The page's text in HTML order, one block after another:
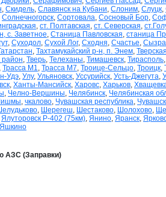
, Скидель, Славянск на Кубани, Слоним, Слуцк,
Солнечногорск, Сортовала, Сосновый Бор,
, ст. Полтавская, ст. Северская,
с. Заветное, Станица Павловская, станица
, Суходол, Сухой Лог, Сходня, Счастье,
, Тахтамукайский р-н, п. Энем,
район, Тверь, Телеханы, Тимашевск, Тирасполь
, Трасса М1, Трасса М7, Троице-Сельцо, Троицк,
Удэ, Улу, Ульяновск, Уссурийск, Усть-Джегута,
, Ханты-Мансийск, Харовс, Харьков,
, Челно-Вершины, Челябинск, Челябинская
, чкалово, Чувашская республика,
, Шерегеш, Шестаково, Шолохово,
Ялуторовск Р-402 (75км), Янино, Яранск,
Яшкино
АЗС (Заправки)